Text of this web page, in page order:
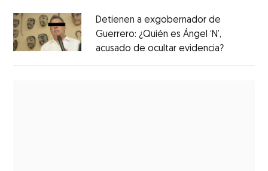
Detienen a exgobernador de
Guerrero: ¿Quién es Ángel ‘N’,
acusado de ocultar evidencia?